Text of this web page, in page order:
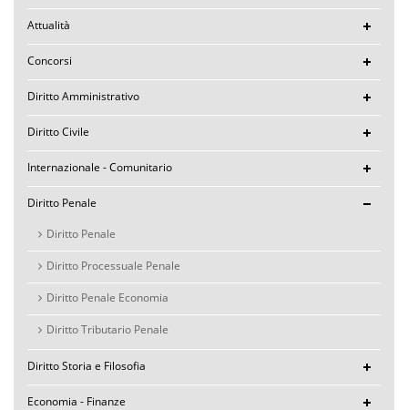
Attualità
Concorsi
Diritto Amministrativo
Diritto Civile
Internazionale - Comunitario
Diritto Penale
Diritto Penale
Diritto Processuale Penale
Diritto Penale Economia
Diritto Tributario Penale
Diritto Storia e Filosofia
Economia - Finanze